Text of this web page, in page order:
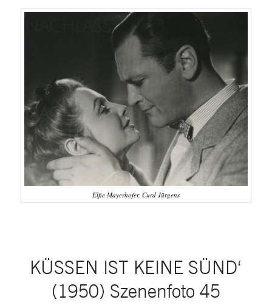
Elfie Mayerhofer, Curd Jürgens
KÜSSEN IST KEINE SÜND‘
(1950) Szenenfoto 45